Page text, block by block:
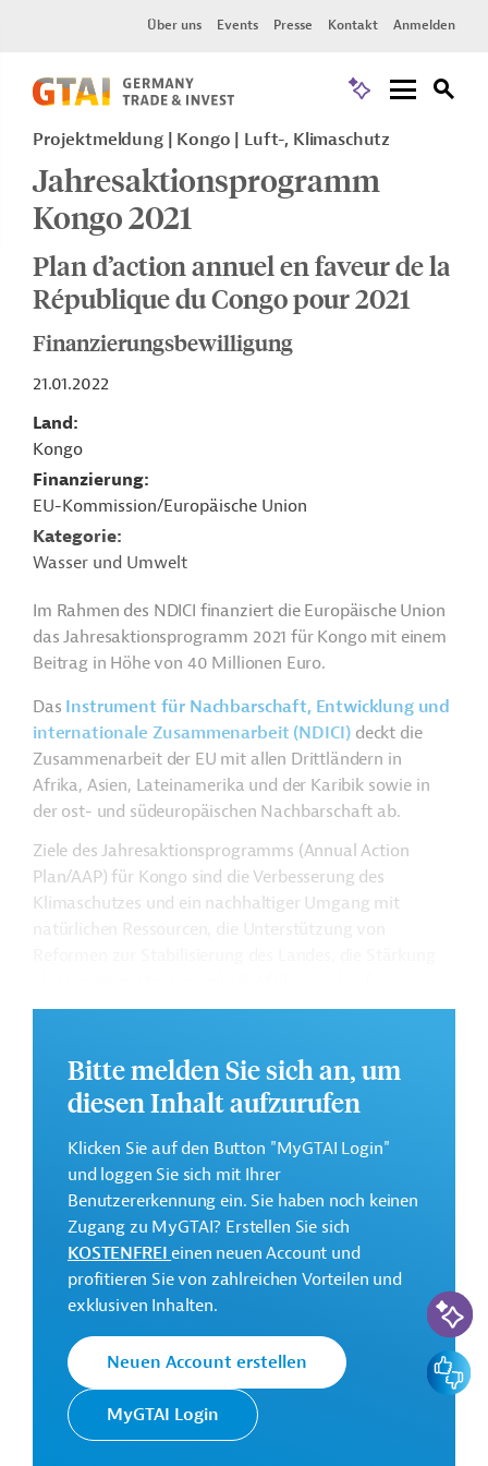
Über uns Events Presse Kontakt Anmelden
Projektmeldung Kongo Luft-, Klimaschutz
Jahresaktionsprogramm
Kongo 2021
Plan d’action annuel en faveur de la
République du Congo pour 2021
Finanzierungsbewilligung
21.01.2022
Land
Kongo
Finanzierung
EU-Kommission/Europäische Union
Kategorie
Wasser und Umwelt
Im Rahmen des NDICI finanziert die Europäische Union
das Jahresaktionsprogramm 2021 für Kongo mit einem
Beitrag in Höhe von 40 Millionen Euro.
Das Instrument für Nachbarschaft, Entwicklung und
internationale Zusammenarbeit (NDICI) deckt die
Zusammenarbeit der EU mit allen Drittländern in
Afrika, Asien, Lateinamerika und der Karibik sowie in
der ost- und südeuropäischen Nachbarschaft ab.
Ziele des Jahresaktionsprogramms (Annual Action
Plan/AAP) für Kongo sind die Verbesserung des
Klimaschutzes und ein nachhaltiger Umgang mit
natürlichen Ressourcen, die Unterstützung von
internationaler Ebene sowie die Armutsbekämpfung
Weitere Informationen über das
Jahresaktionsprogramm finden Sie in den
Bei Fragen wenden Sie sich bitte an das Brüsseler Büro
von Germany Trade & Invest unter bruessel@gtai.de.
Gesamtkosten:
40 Millionen Euro
Kontaktadresse
Europäische
Kommission
Generaldirektion Internationale
Bitte melden Sie sich an, um
diesen Inhalt aufzurufen
Klicken Sie auf den Button "MyGTAI Login"
und loggen Sie sich mit Ihrer
Benutzererkennung ein. Sie haben noch keinen
Zugang zu MyGTAI? Erstellen Sie sich
KOSTENFREIeinen neuen Account und
profitieren Sie von zahlreichen Vorteilen und
exklusiven Inhalten.
Neuen Account erstellen
MyGTAI Login
KI-